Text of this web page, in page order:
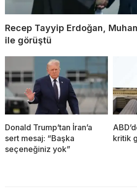
Recep Tayyip Erdoğan,
ile görüştü
Donald Trump’tan İran’a
sert mesaj: “Başka
seçeneğiniz yok”
kritik